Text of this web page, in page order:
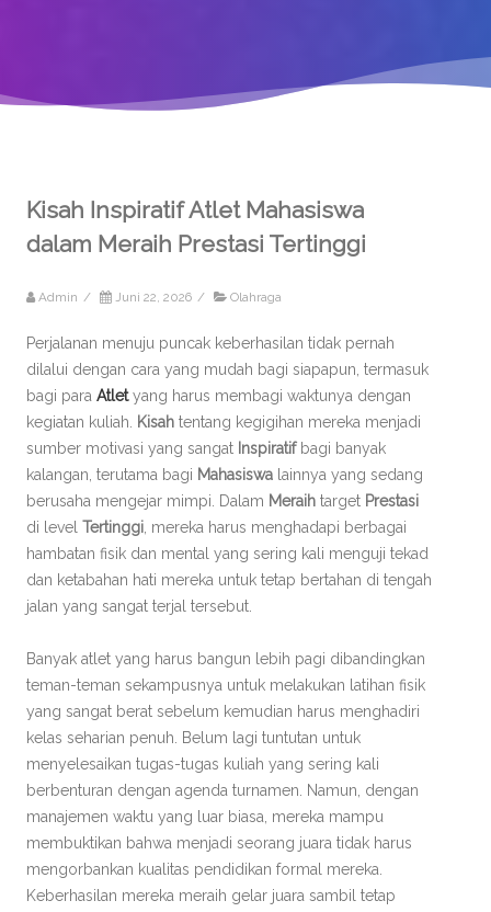
Kisah Inspiratif Atlet Mahasiswa
dalam Meraih Prestasi Tertinggi
Admin / Juni 22, 2026 / Olahraga
Perjalanan menuju puncak keberhasilan tidak pernah
dilalui dengan cara yang mudah bagi siapapun, termasuk
bagi para Atletyang harus membagi waktunya dengan
kegiatan kuliah.
Kisah tentang kegigihan mereka menjadi
sumber motivasi yang sangat Inspiratifbagi banyak
kalangan, terutama bagi Mahasiswa lainnya yang sedang
berusaha mengejar mimpi. Dalam Meraih target Prestasi
di level Tertinggi , mereka harus menghadapi berbagai
hambatan fisik dan mental yang sering kali menguji tekad
dan ketabahan hati mereka untuk tetap bertahan di tengah
jalan yang sangat terjal tersebut.
Banyak atlet yang harus bangun lebih pagi dibandingkan
teman-teman sekampusnya untuk melakukan latihan fisik
yang sangat berat sebelum kemudian harus menghadiri
kelas seharian penuh. Belum lagi tuntutan untuk
menyelesaikan tugas-tugas kuliah yang sering kali
berbenturan dengan agenda turnamen. Namun, dengan
manajemen waktu yang luar biasa, mereka mampu
membuktikan bahwa menjadi seorang juara tidak harus
mengorbankan kualitas pendidikan formal mereka.
Keberhasilan mereka meraih gelar juara sambil tetap